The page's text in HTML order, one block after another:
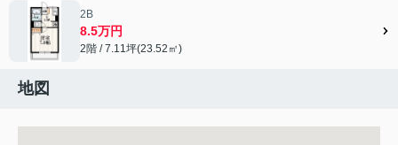
2B
8.5万円
2階 / 7.11坪(23.52㎡)
地図